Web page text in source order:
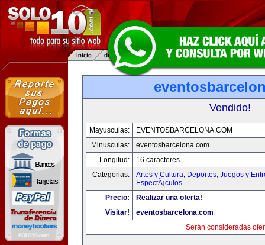
Vendido!
Mayusculas:
EVENTOSBARCELONA.COM
Minusculas:
eventosbarcelona.com
Longitud:
16 caracteres
Categorias:
Artes y Cultura, Deportes, Juegos y
EspectÃ¡culos
Precio:
Realizar una oferta!
Visitar!
eventosbarcelona.com
Serán consideradas